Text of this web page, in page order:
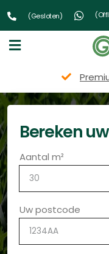
(Gesloten)
graszoden
Bereken
Aantal m²
Uw postcode